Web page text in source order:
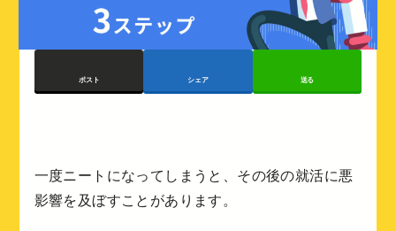
ポスト シェア 送る
一度ニートになってしまうと、その後の就活に悪
影響を及ぼすことがあります。